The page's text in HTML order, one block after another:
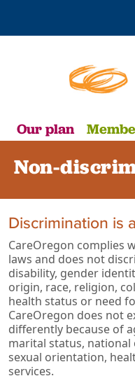
Our plan
Non-
Discrimination is
CareOregon complies
laws and does not
disability, gender
origin, race, religion,
health status or need
CareOregon does not
differently because of
marital status, national
sexual orientation,
services.